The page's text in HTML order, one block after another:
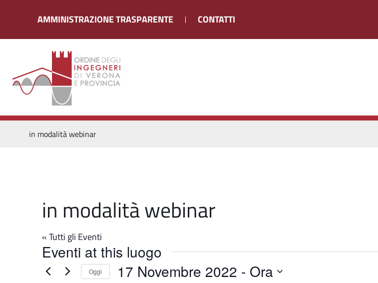
AMMINISTRAZIONE TRASPARENTE CONTATTI
in modalità webinar
in modalità webinar
« Tutti gli Eventi
Eventi at this luogo
Oggi 17 Novembre 2022 - Ora